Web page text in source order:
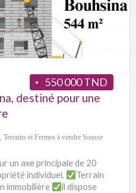
550 000 TND
destiné pour une
Terrains et Fermes à vendre Sousse
un axe principale de 20
individuel.
Terrain
immobilière
il dispose